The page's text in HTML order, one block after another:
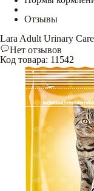
Отзывы
Lara Adult Urinary Care
Нет отзывов
Код товара: 11542